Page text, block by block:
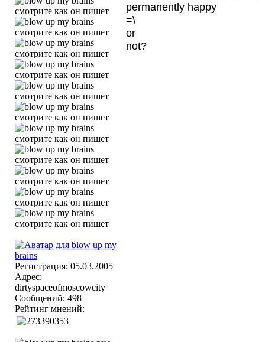
Регистрация: 05.03.2005
Адрес:
dirtyspaceofmoscowcity
Сообщений: 498
Рейтинг мнений:
permanently happy
=\
or
not?